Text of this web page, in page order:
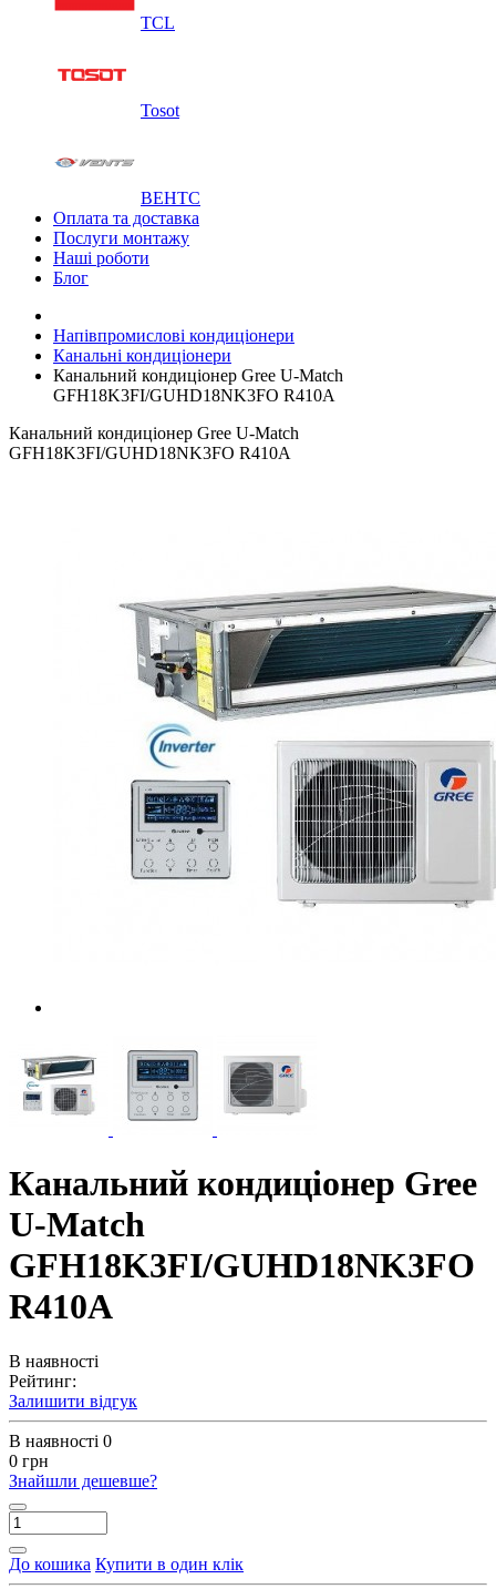
TCL
Tosot
ВЕНТС
Оплата та доставка
Послуги монтажу
Наші роботи
Блог
Напівпромислові кондиціонери
Канальні кондиціонери
Канальний кондиціонер Gree U-Match
GFH18K3FI/GUHD18NK3FO R410A
Канальний кондиціонер Gree U-Match
GFH18K3FI/GUHD18NK3FO R410A
Канальний кондиціонер Gree
U-Match
GFH18K3FI/GUHD18NK3FO
R410A
В наявності
Рейтинг:
Залишити відгук
В наявності 0
0 грн
Знайшли дешевше?
До кошика Купити в один клік